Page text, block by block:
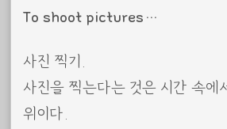
To shoot pictures…
사진 찍기.
사진을 찍는다는 것은 시간 속에
위이다.